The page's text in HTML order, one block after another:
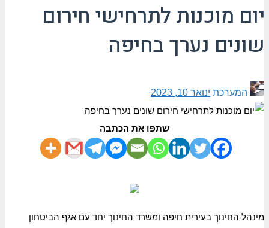
יום מוכנות לתרחישי חירום
שונים נערך בחיפה
המערכת ינואר 10, 2023
שתפו את הכתבה
מינהל החינוך בעירית חיפה ומשרד החינוך יחד עם אגף הביטחון